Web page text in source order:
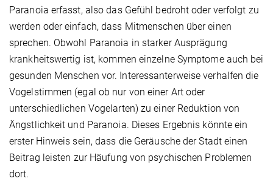
Paranoia erfasst, also das Gefühl bedroht oder verfolgt zu
werden oder einfach, dass Mitmenschen über einen
sprechen. Obwohl Paranoia in starker Ausprägung
krankheitswertig ist, kommen einzelne Symptome auch bei
gesunden Menschen vor. Interessanterweise verhalfen die
Vogelstimmen (egal ob nur von einer Art oder
unterschiedlichen Vogelarten) zu einer Reduktion von
Ängstlichkeit und Paranoia. Dieses Ergebnis könnte ein
erster Hinweis sein, dass die Geräusche der Stadt einen
Beitrag leisten zur Häufung von psychischen Problemen
dort.